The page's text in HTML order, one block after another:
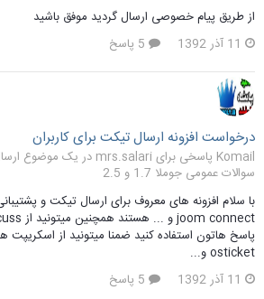
از طریق پیام خصوصی ارسال گردید موفق باشید
11 آذر 1392
درخواست افزونه ارسال تیکت برای کاربران
Komail پاسخی برای mrs.salari در یک موضوع ارسال کرد در
سوالات عمومی جوملا 1.7 و 2.5
osticket و...
11 آذر 1392